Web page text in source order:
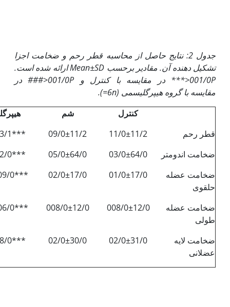
جدول 2: نتایج حاصل از محاسبه قطر رحم و ضخامت اجزا
تشکیل‌ دهنده آن. مقادیر برحسب Mean±SDارائه شده است.
001/0P< *** در مقایسه با کنترل و 001/0P<
### در
مقایسه با گروه هیپرگلیسمی ( 6n=
)
.
کنترل
شم
قطر رحم
11/0±11/2
09/0±11/2
1***
ضخامت اندومتر
03/0±64/0
05/0±64/0
0***
ضخامت عضله
حلقوی
01/0±17/0
02/0±17/0
0***
ضخامت عضله
طولی
008/0±12/0
008/0±12/0
0***
ضخامت لایه
عضلانی
02/0±31/0
02/0±30/0
0***